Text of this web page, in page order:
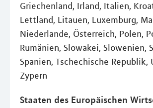
Griechenland, Irland, Italien,
Lettland, Litauen, Luxemburg,
Niederlande, Österreich, Polen,
Rumänien, Slowakei, Slowenien,
Spanien, Tschechische Republik,
Zypern
Staaten des Europäischen